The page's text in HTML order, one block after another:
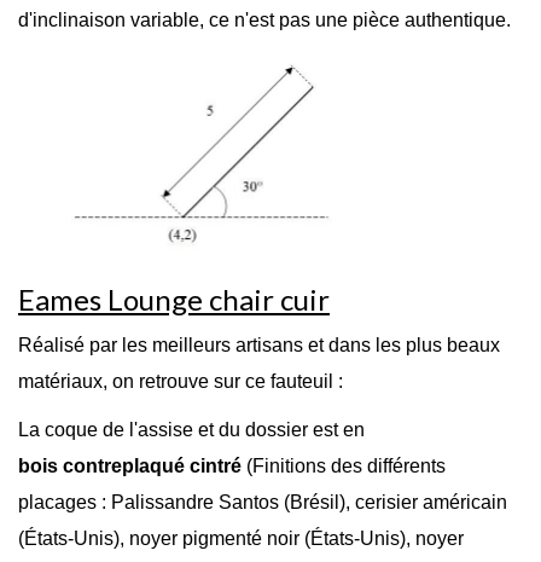
d'inclinaison variable, ce n'est pas une pièce authentique.
Eames Lounge chair cuir
Réalisé par les meilleurs artisans et dans les plus beaux
matériaux, on retrouve sur ce fauteuil :
La coque de l'assise et du dossier est en
bois contreplaqué cintré (Finitions des différents
placages : Palissandre Santos (Brésil), cerisier américain
(États-Unis), noyer pigmenté noir (États-Unis), noyer